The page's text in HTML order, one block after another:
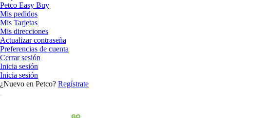
Petco Easy Buy
Mis pedidos
Mis Tarjetas
Mis direcciones
Actualizar contraseña
Preferencias de cuenta
Cerrar sesión
Inicia sesión
Inicia sesión
¿Nuevo en Petco? Regístrate